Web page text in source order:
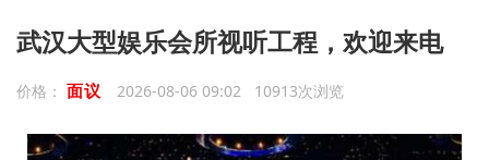
武汉大型娱乐会所视听工程，欢迎来电
价格： 面议 2026-08-06 09:02 10913次浏览